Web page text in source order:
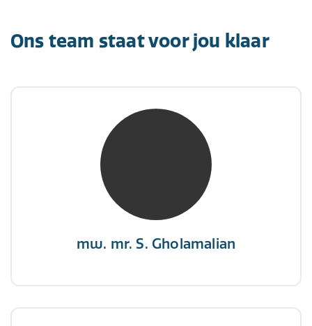
Ons team staat voor jou klaar
mw. mr. S. Gholamalian
mw. mr. S. Gholamalian
NIVRE Register-Expert
“Als je de richting van de wind niet kunt
veranderen, verander dan de stand van je